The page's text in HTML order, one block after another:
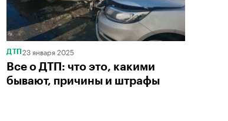
ДТП 23 января 2025
Все о ДТП: что это, какими
бывают, причины и штрафы